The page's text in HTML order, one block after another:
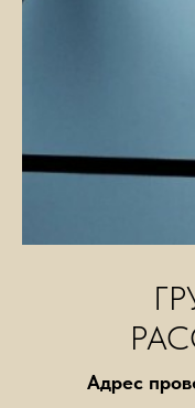
Адрес